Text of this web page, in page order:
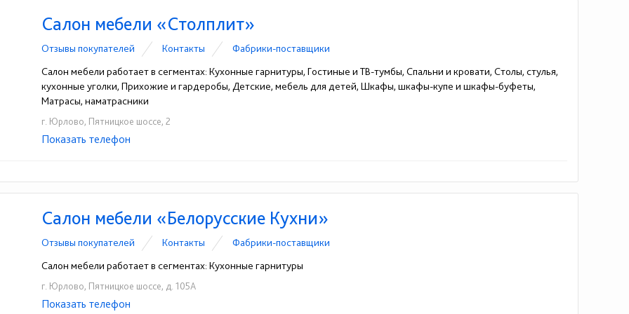
Салон мебели «Столплит»
Отзывы покупателей Контакты
Фабрики-поставщики
Салон мебели работает в сегментах: Кухонные гарнитуры, Гостиные и ТВ-тумбы, Спальни и кровати, Столы, стулья,
кухонные уголки, Прихожие и гардеробы, Детские, мебель для детей, Шкафы, шкафы-купе и шкафы-буфеты,
Матрасы, наматрасники
г. Юрлово, Пятницкое шоссе, 2
☎+7(495) 278-18-83
Показать телефон
Салон мебели «Белорусские Кухни»
Отзывы покупателей Контакты
Фабрики-поставщики
Салон мебели работает в сегментах: Кухонные гарнитуры
г. Юрлово, Пятницкое шоссе, д. 105А
☎+7 (903) 762-16-80
Показать телефон